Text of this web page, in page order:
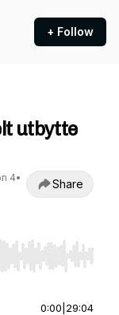
+ Follow
utbytte
4•
Share
End to jump
0:00 29:04